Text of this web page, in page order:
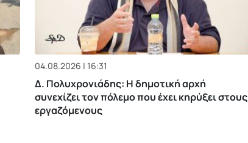
04.08.2026 | 16:31
Δ. Πολυχρονιάδης: Η δημοτική αρχή
συνεχίζει τον πόλεμο που έχει κηρύξει στους
εργαζόμενους